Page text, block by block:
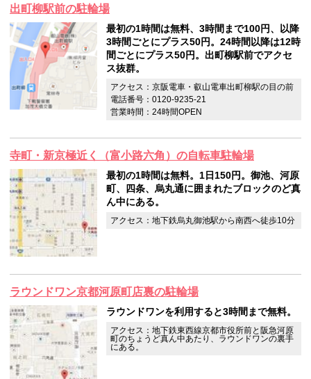
出町柳駅前の駐輪場
最初の1時間は無料、3時間まで100円、以降
3時間ごとにプラス50円。24時間以降は12時
間ごとにプラス50円。出町柳駅前でアクセ
ス抜群。
アクセス：京阪電車・叡山電車出町柳駅の目の前
電話番号：0120-9235-21
営業時間：24時間OPEN
寺町・新京極近く（富小路六角）の自転車駐輪場
最初の1時間は無料。1日150円。御池、河原
町、四条、烏丸通に囲まれたブロックのど真
ん中にある。
アクセス：地下鉄烏丸御池駅から南西へ徒歩10分
ラウンドワン京都河原町店裏の駐輪場
ラウンドワンを利用すると3時間まで無料。
アクセス：地下鉄東西線京都市役所前と阪急河原
町のちょうど真ん中あたり、ラウンドワンの裏手
にある。